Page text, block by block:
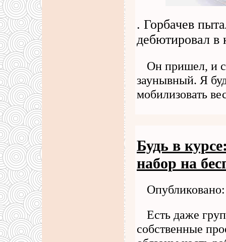
. Горбачев
дебютировал в
Он пришел, и
заунывный. Я
мобилизовать
Будь в
набор на
Есть даже
собственные